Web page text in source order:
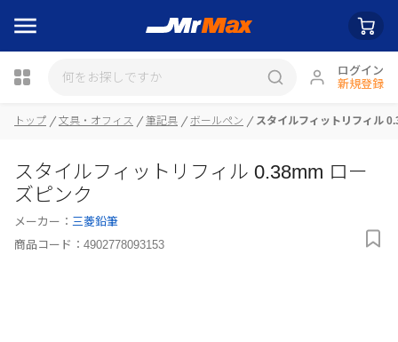
ログイン
新規登録
トップ 文具・オフィス 筆記具 ボールペン スタイルフィットリフィル
スタイルフィットリフィル 0.38mm ロー
ズピンク
メーカー： 三菱鉛筆
商品コード： 4902778093153